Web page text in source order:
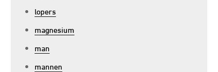
lopers
magnesium
man
mannen